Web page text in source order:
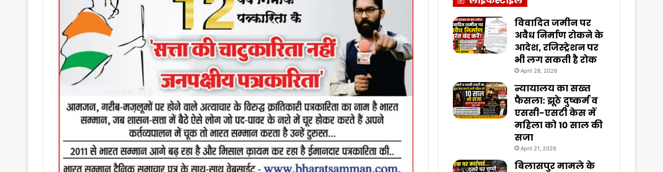
विवादित जमीन पर
अवैध निर्माण रोकने के
आदेश, रजिस्ट्रेशन पर
भी लग सकती है रोक
April 28, 2026
न्यायालय का सख्त
फैसला: झूठे दुष्कर्म व
एससी-एसटी केस में
महिला को 10 साल की
सजा
April 21, 2026
बिलासपुर मामले के